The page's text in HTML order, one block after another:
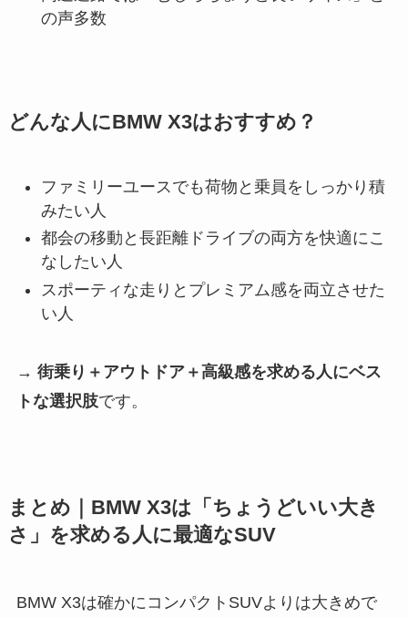
の声多数
どんな人にBMW X3はおすすめ？
ファミリーユースでも荷物と乗員をしっかり積
みたい人
都会の移動と長距離ドライブの両方を快適にこ
なしたい人
スポーティな走りとプレミアム感を両立させた
い人
→ 街乗り＋アウトドア＋高級感を求める人にベス
トな選択肢です。
まとめ｜BMW X3は「ちょうどいい大き
さ」を求める人に最適なSUV
BMW X3は確かにコンパクトSUVよりは大きめで